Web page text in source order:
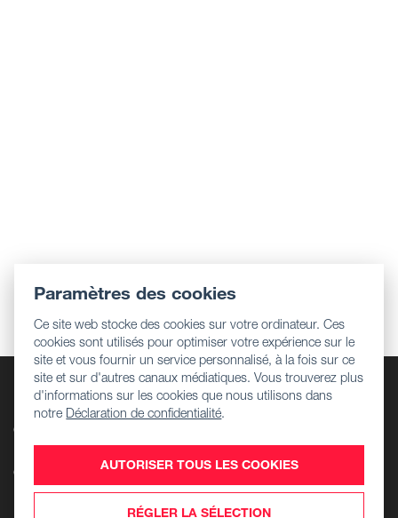
Entreprise
Informations réglementaires
Centre de téléchargement
Emplois
Contact
Paramètres des cookies
Ce site web stocke des cookies sur votre ordinateur. Ces
cookies sont utilisés pour optimiser votre expérience sur le
site et vous fournir un service personnalisé, à la fois sur ce
site et sur d'autres canaux médiatiques. Vous trouverez plus
d'informations sur les cookies que nous utilisons dans
notre Déclaration de confidentialité.
AUTORISER TOUS LES COOKIES
RÉGLER LA SÉLECTION